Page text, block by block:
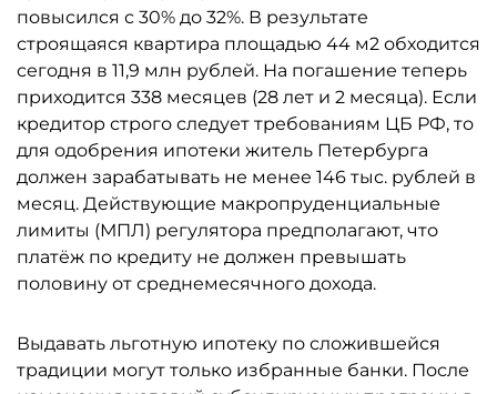
повысился с 30% до 32%. В результате
строящаяся квартира площадью 44 м2 обходится
сегодня в 11,9 млн рублей. На погашение теперь
приходится 338 месяцев (28 лет и 2 месяца). Если
кредитор строго следует требованиям ЦБ РФ, то
для одобрения ипотеки житель Петербурга
должен зарабатывать не менее 146 тыс. рублей в
месяц. Действующие макропруденциальные
лимиты (МПЛ) регулятора предполагают, что
платёж по кредиту не должен превышать
половину от среднемесячного дохода.
Выдавать льготную ипотеку по сложившейся
традиции могут только избранные банки. После